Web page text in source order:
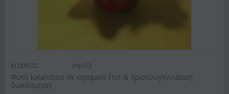
ΚΩΔΙΚΟΣ: chpl32
Φυτό kalanchoe σε κεραμικό Ποτ & Χριστουγεννιάτικη
διακόσμηση